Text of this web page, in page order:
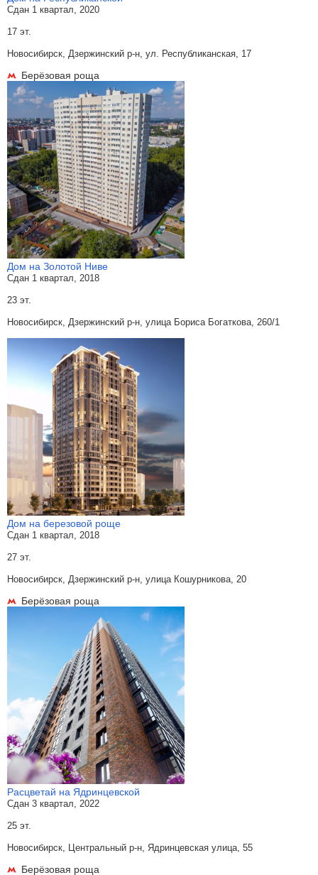
Сдан 1 квартал, 2020
17 эт.
Новосибирск, Дзержинский р-н, ул. Республиканская, 17
Берёзовая роща
Дом на Золотой Ниве
Сдан 1 квартал, 2018
23 эт.
Новосибирск, Дзержинский р-н, улица Бориса Богаткова, 260/1
Дом на березовой роще
Сдан 1 квартал, 2018
27 эт.
Новосибирск, Дзержинский р-н, улица Кошурникова, 20
Берёзовая роща
Расцветай на Ядринцевской
Сдан 3 квартал, 2022
25 эт.
Новосибирск, Центральный р-н, Ядринцевская улица, 55
Берёзовая роща